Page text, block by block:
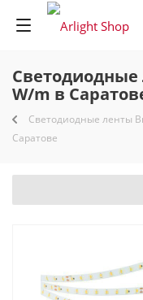
Светодиодные
W/m в
Светодиодные ленты
Саратове